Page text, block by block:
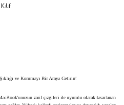
ve Korumayı Bir Araya Getirin!
zarif çizgileri ile uyumlu olarak tasarlanan